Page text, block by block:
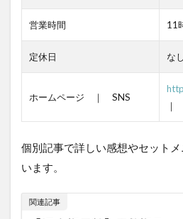
営業時間 11
定休日 なし
ホームページ ｜ SNS
｜
個別記事で詳しい感想やセット
います。
関連記事